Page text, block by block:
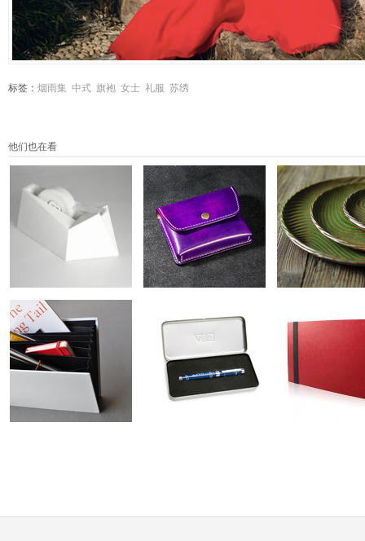
标签： 烟雨集 中式 旗袍 女士 礼服 苏绣
他们也在看